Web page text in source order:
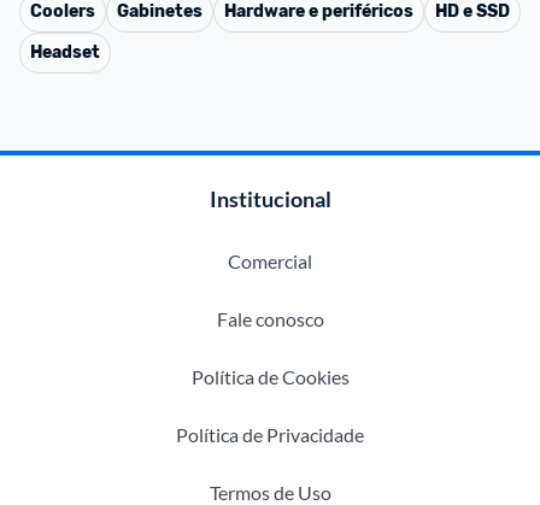
Coolers
Gabinetes Hardware e periféricos
HD e SSD
Headset
Institucional
Comercial
Fale conosco
Política de Cookies
Política de Privacidade
Termos de Uso